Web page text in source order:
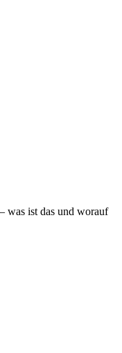
was ist das und worauf